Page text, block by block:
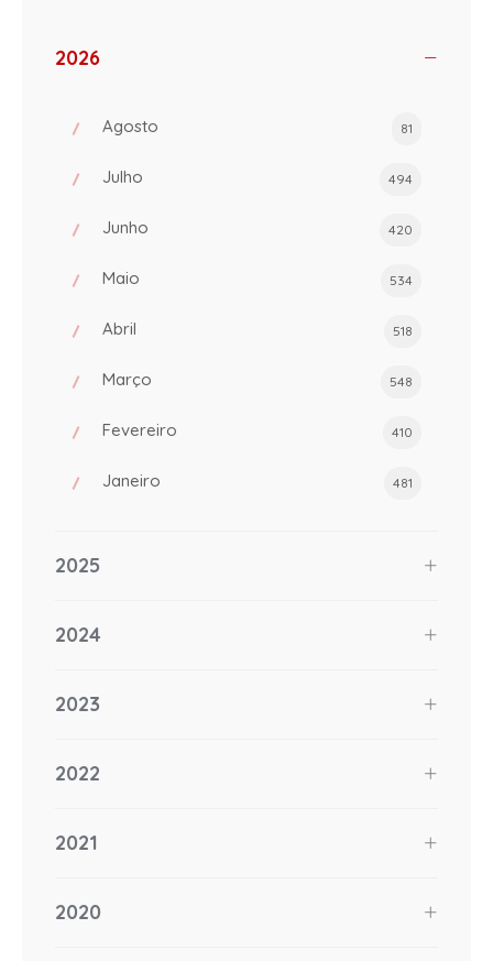
2026
Agosto 81
Julho 494
Junho 420
Maio 534
Abril 518
Março 548
Fevereiro 410
Janeiro 481
2025
2024
2023
2022
2021
2020